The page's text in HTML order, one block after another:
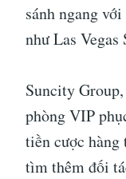
sánh ngang
như Las Vegas
Suncity
phòng VIP
tiền cược
tìm thêm đối